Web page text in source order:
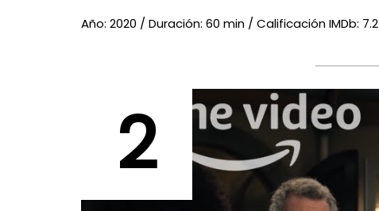
Año: 2020 / Duración: 60 min / Calificación IMDb: 7.2
2